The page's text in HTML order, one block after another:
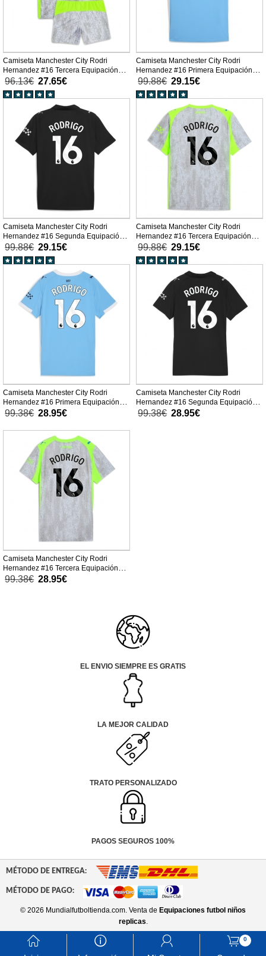
Camiseta Manchester City Rodri
Hernandez #16 Tercera Equipación
Replica 2025-26 para niños mangas
cortas (+ Pantalones cortos)
96.13€ 27.65€
Camiseta Manchester City Rodri
Hernandez #16 Primera Equipación
Replica 2025-26 mangas cortas
99.88€ 29.15€
Camiseta Manchester City Rodri
Hernandez #16 Segunda Equipación
Replica 2025-26 mangas cortas
99.88€ 29.15€
Camiseta Manchester City Rodri
Hernandez #16 Tercera Equipación
Replica 2025-26 mangas cortas
99.88€ 29.15€
Camiseta Manchester City Rodri
Hernandez #16 Primera Equipación
Replica 2025-26 para mujer mangas
99.38€ 28.95€
Camiseta Manchester City Rodri
Hernandez #16 Segunda Equipación
Replica 2025-26 para mujer mangas
99.38€ 28.95€
Camiseta Manchester City Rodri
Hernandez #16 Tercera Equipación
Replica 2025-26 para mujer mangas
99.38€ 28.95€
EL ENVIO SIEMPRE ES GRATIS
LA MEJOR CALIDAD
TRATO PERSONALIZADO
PAGOS SEGUROS 100%
󰃱 󰈢 󰃳 0
󰃦
MÉTODO DE ENTREGA:
MÉTODO DE PAGO:
© 2026 Mundialfutboltienda.com. Venta de Equipaciones futbol niños
replicas.